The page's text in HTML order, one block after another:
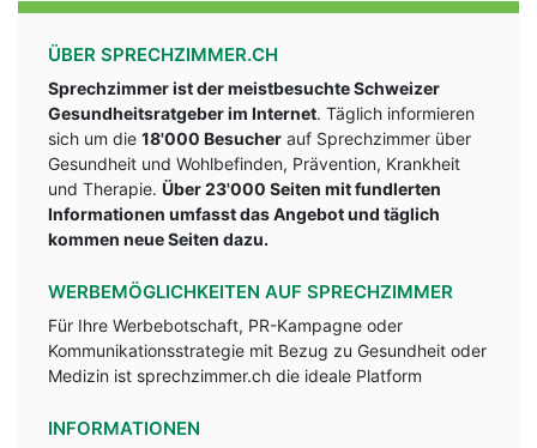
ÜBER SPRECHZIMMER.CH
Sprechzimmer ist der meistbesuchte Schweizer
Gesundheitsratgeber im Internet. Täglich informieren
sich um die 18'000 Besucher auf Sprechzimmer über
Gesundheit und Wohlbefinden, Prävention, Krankheit
und Therapie. Über 23'000 Seiten mit fundlerten
Informationen umfasst das Angebot und täglich
kommen neue Seiten dazu.
WERBEMÖGLICHKEITEN AUF SPRECHZIMMER
Für Ihre Werbebotschaft, PR-Kampagne oder
Kommunikationsstrategie mit Bezug zu Gesundheit oder
Medizin ist sprechzimmer.ch die ideale Platform
INFORMATIONEN